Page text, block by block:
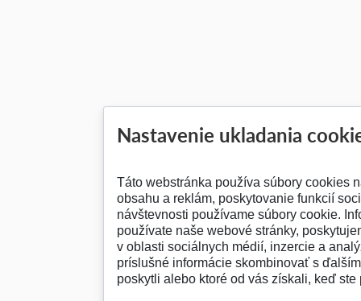
Nastavenie ukladania
Táto webstránka používa súbory cookies
obsahu a reklám, poskytovanie funkcií
návštevnosti používame súbory cookie.
používate naše webové stránky,
v oblasti sociálnych médií, inzercie a
príslušné informácie skombinovať s
poskytli alebo ktoré od vás získali, keď